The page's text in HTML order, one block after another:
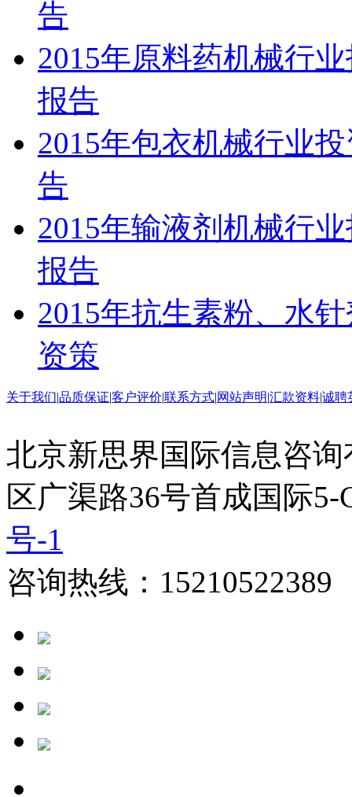
告
2015年原料药机械行
报告
2015年包衣机械行业
告
2015年输液剂机械行
报告
2015年抗生素粉、水
资策
关于我们|品质保证|客户评价|联系方式|网站声明|汇款资料|诚聘
北京新思界国际信息咨
区广渠路36号首成国际
号-1
咨询热线：